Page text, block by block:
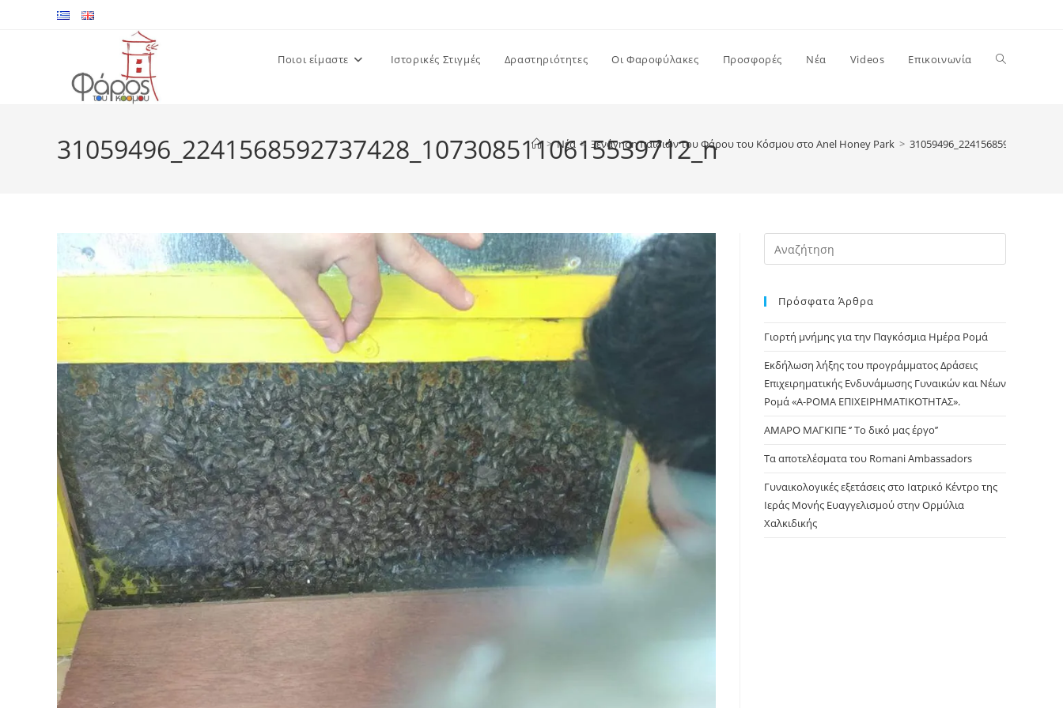
Ποιοι είμαστε Ιστορικές Στιγμές Δραστηριότητες Οι Φαροφύλακες Προσφορές Νέα Videos Επικοινωνία Toggle
31059496_2241568592737428_1073085110615539712_n
> Νέα > Ξενάγηση παιδιών του Φάρου του Κόσμου στο Anel Honey Park >
Escape
Πρόσφατα Άρθρα
Γιορτή μνήμης για την Παγκόσμια Ημέρα Ρομά
Εκδήλωση λήξης του προγράμματος Δράσεις
Επιχειρηματικής Ενδυνάμωσης Γυναικών και Νέων
Ρομά «Α-ΡΟΜΑ ΕΠΙΧΕΙΡΗΜΑΤΙΚΟΤΗΤΑΣ».
ΑΜΑΡΟ ΜΑΓΚΙΠΕ ‘’ Το δικό μας έργο’’
Τα αποτελέσματα του Romani Ambassadors
Γυναικολογικές εξετάσεις στο Ιατρικό Κέντρο της
Ιεράς Μονής Ευαγγελισμού στην Ορμύλια
Χαλκιδικής